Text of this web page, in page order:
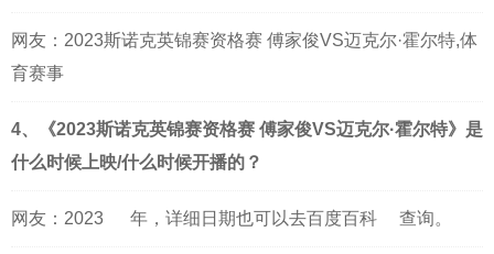
网友：2023斯诺克英锦赛资格赛 傅家俊VS迈克尔·霍尔特,体
育赛事
4、《2023斯诺克英锦赛资格赛 傅家俊VS迈克尔·霍尔特》是
什么时候上映/什么时候开播的？
网友： 2023 年，详细日期也可以去百度百科 查询。